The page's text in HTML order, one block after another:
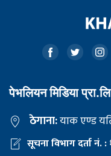
पेभलियन मिडिया प्रा.लि
ठेगाना:याक एण्ड
सूचना विभाग दर्ता नं. :